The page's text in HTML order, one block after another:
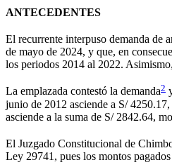
ANTECEDENTES
El recurrente interpuso demanda de
de mayo de 2024, y que, en
los periodos 2014 al 2022.
La emplazada contestó la demanda2
junio de 2012 asciende a S/
asciende a la suma de S/ 2842.64,
El Juzgado Constitucional de
Ley 29741, pues los montos